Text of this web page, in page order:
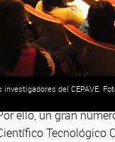
del CEPAVE.
difíciles de
preocupación
ello, un gran
Tecnológico